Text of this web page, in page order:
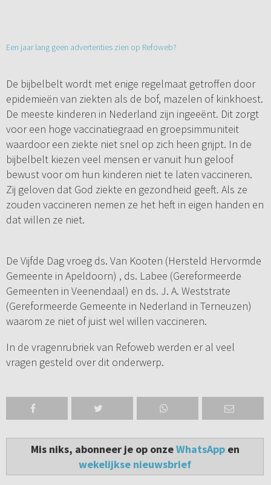
Een jaar lang geen advertenties zien op Refoweb?
De bijbelbelt wordt met enige regelmaat getroffen door
epidemieën van ziekten als de bof, mazelen of kinkhoest.
De meeste kinderen in Nederland zijn ingeeënt. Dit zorgt
voor een hoge vaccinatiegraad en groepsimmuniteit
waardoor een ziekte niet snel op zich heen grijpt. In de
bijbelbelt kiezen veel mensen er vanuit hun geloof
bewust voor om hun kinderen niet te laten vaccineren.
Zij geloven dat God ziekte en gezondheid geeft. Als ze
zouden vaccineren nemen ze het heft in eigen handen en
dat willen ze niet.
De Vijfde Dag vroeg ds. Van Kooten (Hersteld Hervormde
Gemeente in Apeldoorn) , ds. Labee (Gereformeerde
Gemeenten in Veenendaal) en ds. J. A. Weststrate
(Gereformeerde Gemeente in Nederland in Terneuzen)
waarom ze niet of juist wel willen vaccineren.
In de vragenrubriek van Refoweb werden er al veel
vragen gesteld over dit onderwerp.
Mis niks, abonneer je op onzeWhatsAppen
wekelijkse nieuwsbrief